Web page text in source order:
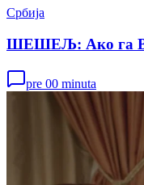
Србија
ШЕШЕЉ: Ако га
pre 00 minuta